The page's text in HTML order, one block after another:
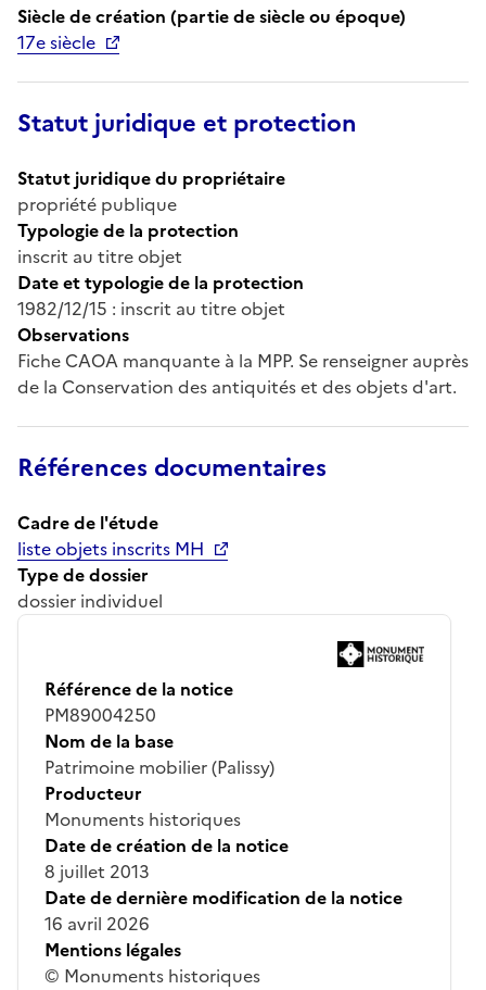
Siècle de création (partie de siècle ou époque)
17e siècle
Statut juridique et protection
Statut juridique du propriétaire
propriété publique
Typologie de la protection
inscrit au titre objet
Date et typologie de la protection
1982/12/15 : inscrit au titre objet
Observations
Fiche CAOA manquante à la MPP. Se renseigner auprès
de la Conservation des antiquités et des objets d'art.
Références documentaires
Cadre de l'étude
liste objets inscrits MH
Type de dossier
dossier individuel
Référence de la notice
PM89004250
Nom de la base
Patrimoine mobilier (Palissy)
Producteur
Monuments historiques
Date de création de la notice
8 juillet 2013
Date de dernière modification de la notice
16 avril 2026
Mentions légales
© Monuments historiques